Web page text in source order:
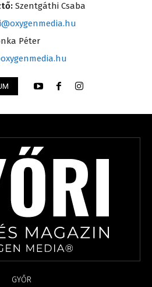
Szentgáthi Csaba
Péter
GYŐR